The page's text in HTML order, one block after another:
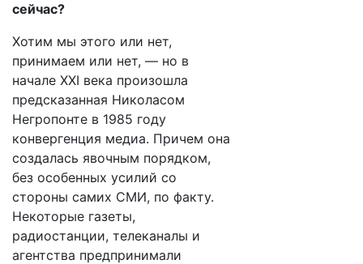
сейчас?
Хотим мы этого или нет,
принимаем или нет, — но в
начале ХХI века произошла
предсказанная Николасом
Негропонте в 1985 году
конвергенция медиа. Причем она
создалась явочным порядком,
без особенных усилий со
стороны самих СМИ, по факту.
Некоторые газеты,
радиостанции, телеканалы и
агентства предпринимали